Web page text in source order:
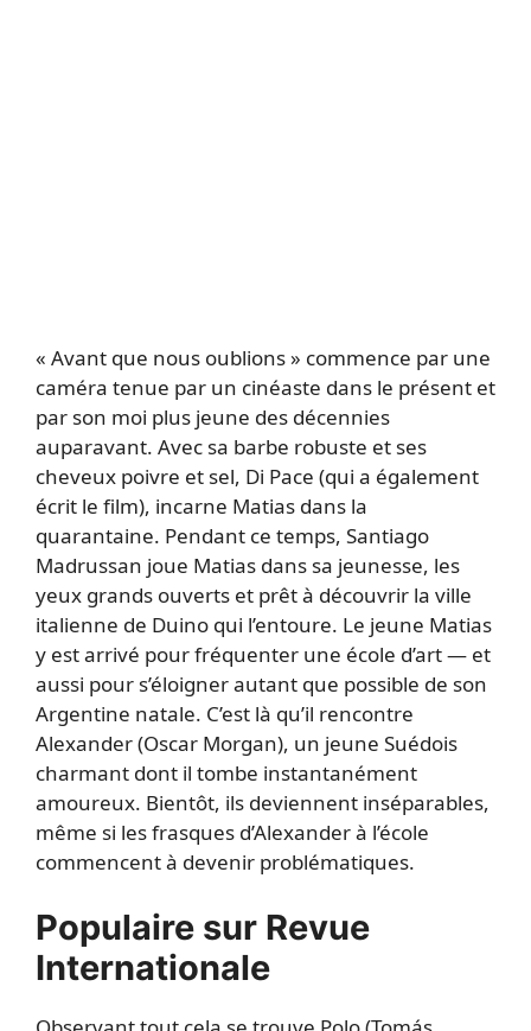
« Avant que nous oublions » commence par une
caméra tenue par un cinéaste dans le présent et
par son moi plus jeune des décennies
auparavant. Avec sa barbe robuste et ses
cheveux poivre et sel, Di Pace (qui a également
écrit le film), incarne Matias dans la
quarantaine. Pendant ce temps, Santiago
Madrussan joue Matias dans sa jeunesse, les
yeux grands ouverts et prêt à découvrir la ville
italienne de Duino qui l’entoure. Le jeune Matias
y est arrivé pour fréquenter une école d’art — et
aussi pour s’éloigner autant que possible de son
Argentine natale. C’est là qu’il rencontre
Alexander (Oscar Morgan), un jeune Suédois
charmant dont il tombe instantanément
amoureux. Bientôt, ils deviennent inséparables,
même si les frasques d’Alexander à l’école
commencent à devenir problématiques.
Populaire sur Revue
Internationale